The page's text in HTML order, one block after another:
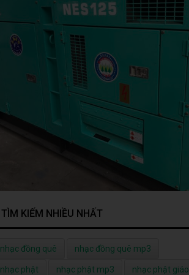
TÌM KIẾM NHIỀU NHẤT
nhạc đồng quê nhạc đồng quê mp3
nhạc phật nhạc phật mp3 nhạc phật giáo